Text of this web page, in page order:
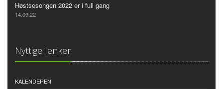
Høstsesongen 2022 er i full gang
14.09.22
Nyttige lenker
KALENDEREN